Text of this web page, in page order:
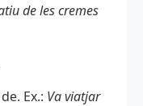
de les cremes
Ex.: Va viatjar